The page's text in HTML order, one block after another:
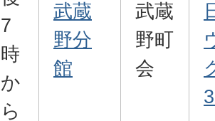
7
時
か
ら
武蔵
野分
館
武蔵
野町
会